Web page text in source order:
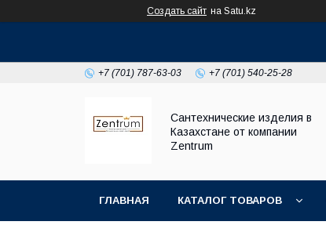
Создать сайт на Satu.kz
+7 (701) 787-63-03 +7 (701) 540-25-28
Сантехнические изделия в
Казахстане от компании
Zentrum
ГЛАВНАЯ КАТАЛОГ ТОВАРОВ